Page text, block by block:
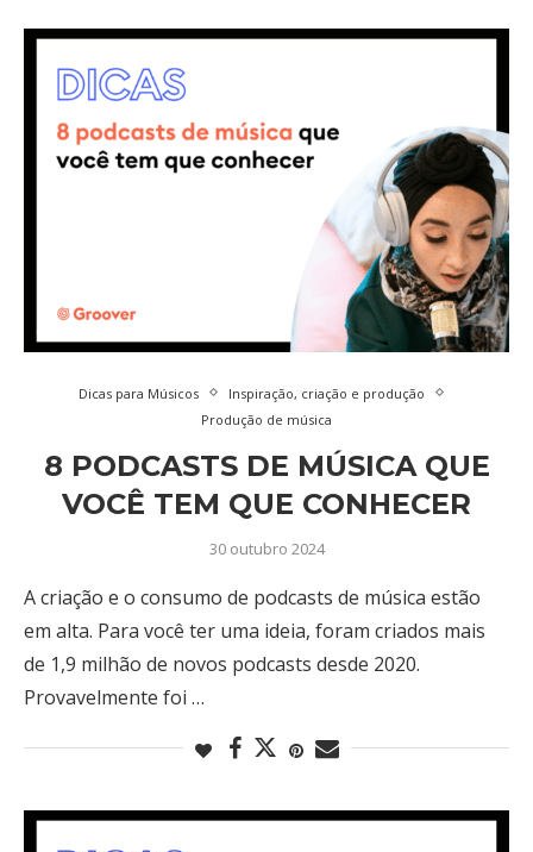
Dicas para Músicos
Inspiração, criação e produção
Produção de música
8 PODCASTS DE MÚSICA QUE
VOCÊ TEM QUE CONHECER
30 outubro 2024
A criação e o consumo de podcasts de música estão
em alta. Para você ter uma ideia, foram criados mais
de 1,9 milhão de novos podcasts desde 2020.
Provavelmente foi …